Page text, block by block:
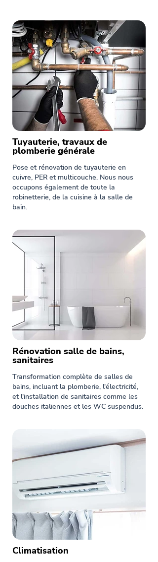
Tuyauterie, travaux de
plomberie générale
Pose et rénovation de tuyauterie en
cuivre, PER et multicouche. Nous nous
occupons également de toute la
robinetterie, de la cuisine à la salle de
bain.
Rénovation salle de bains,
sanitaires
Transformation complète de salles de
bains, incluant la plomberie, l'électricité,
et l'installation de sanitaires comme les
douches italiennes et les WC suspendus.
Climatisation